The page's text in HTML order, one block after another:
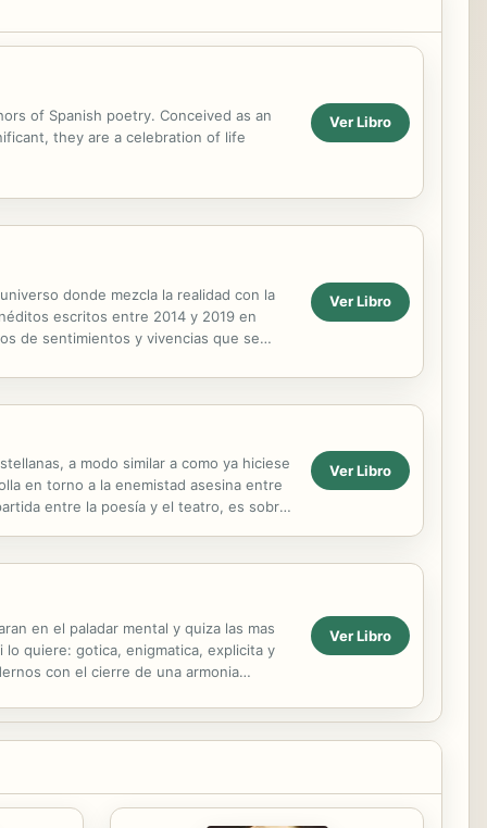
of Spanish poetry. Conceived as an
they are a celebration of life
Ver Libro
donde mezcla la realidad con la
escritos entre 2014 y 2019 en
de sentimientos y vivencias que se
Ver Libro
a modo similar a como ya hiciese
en torno a la enemistad asesina entre
entre la poesía y el teatro, es sobre
Ver Libro
en el paladar mental y quiza las mas
quiere: gotica, enigmatica, explicita y
con el cierre de una armonia
Ver Libro